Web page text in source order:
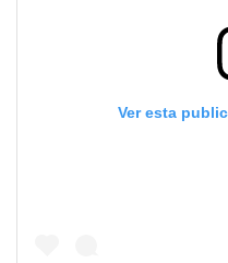
Ver esta